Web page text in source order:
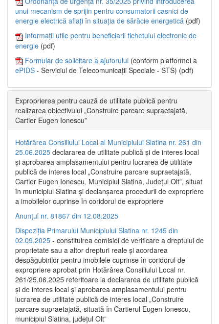
unui mecanism de sprijin pentru consumatorii casnici de
energie electrică aflați în situația de sărăcie energetică (pdf)
Informații utile pentru beneficiarii tichetului electronic de
energie (pdf)
Formular de solicitare a ajutorului (conform platformei a
ePIDS - Serviciul de Telecomunicații Speciale - STS) (pdf)
Exproprierea pentru cauză de utilitate publică pentru
realizarea obiectivului „Construire parcare supraetajată,
Cartier Eugen Ionescu”
Hotărârea Consiliului Local al Municipiului Slatina nr. 261 din
25.06.2025 declararea de utilitate publică și de interes local
și aprobarea amplasamentului pentru lucrarea de utilitate
publică de interes local „Construire parcare supraetajată,
Cartier Eugen Ionescu, Municipiul Slatina, Județul Olt”, situat
în municipiul Slatina și declanșarea procedurii de expropriere
a imobilelor cuprinse în coridorul de expropriere
Anunțul nr. 81867 din 12.08.2025
Dispoziția Primarului Municipiului Slatina nr. 1245 din
02.09.2025 - constituirea comisiei de verificare a dreptului de
proprietate sau a altor drepturi reale și acordarea
despăgubirilor pentru imobilele cuprinse în coridorul de
expropriere aprobat prin Hotărârea Consiliului Local nr.
261/25.06.2025 referitoare la declararea de utilitate publică
și de interes local și aprobarea amplasamentului pentru
lucrarea de utilitate publică de interes local „Construire
parcare supraetajată, situată în Cartierul Eugen Ionescu,
municipiul Slatina, județul Olt”